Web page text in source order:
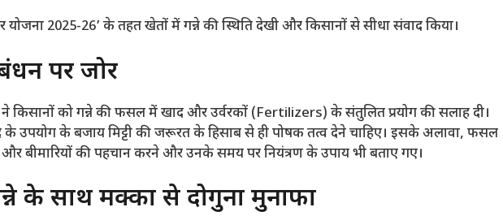
योजना 2025-26’ के तहत खेतों में गन्ने की स्थिति देखी और किसानों से सीधा संवाद किया।
पर जोर
ने किसानों को गन्ने की फसल में खाद और उर्वरकों (Fertilizers) के संतुलित प्रयोग की सलाह दी।
के उपयोग के बजाय मिट्टी की जरूरत के हिसाब से ही पोषक तत्व देने चाहिए। इसके अलावा, फसल
बीमारियों की पहचान करने और उनके समय पर नियंत्रण के उपाय भी बताए गए।
के साथ मक्का से दोगुना मुनाफा